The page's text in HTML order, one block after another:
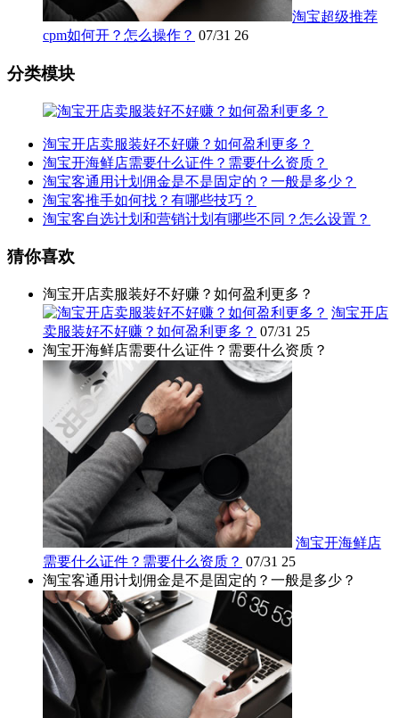
淘宝超级推荐
cpm如何开？怎么操作？ 07/31 26
分类模块
淘宝开店卖服装好不好赚？如何盈利更多？
淘宝开海鲜店需要什么证件？需要什么资质？
淘宝客通用计划佣金是不是固定的？一般是多少？
淘宝客推手如何找？有哪些技巧？
淘宝客自选计划和营销计划有哪些不同？怎么设置？
猜你喜欢
淘宝开店卖服装好不好赚？如何盈利更多？
淘宝开店
卖服装好不好赚？如何盈利更多？ 07/31 25
淘宝开海鲜店需要什么证件？需要什么资质？
淘宝开海鲜店
需要什么证件？需要什么资质？ 07/31 25
淘宝客通用计划佣金是不是固定的？一般是多少？